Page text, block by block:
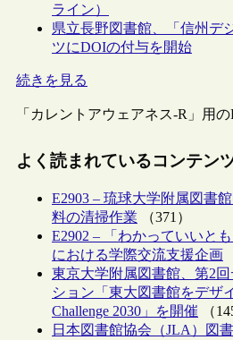
ライン）
県立長野図書館、「信州デ
ツにDOIの付与を開始
続きを見る
「カレントアウェアネス-R」用の
よく読まれているコンテン
E2903 – 琉球大学附属図書
料の清掃作業 （371）
E2902 – 「わかっていいと
における学際交流支援企画
東京大学附属図書館、第2
ション「東大図書館をデザ
Challenge 2030」を開催 （
日本図書館協会（JLA）図